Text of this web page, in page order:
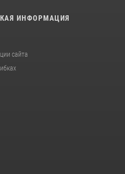
ИНФОРМАЦИЯ
сайта